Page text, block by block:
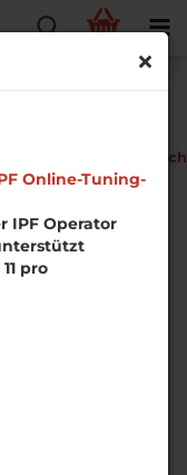
Online-Tuning-
IPF Operator
pro
Software